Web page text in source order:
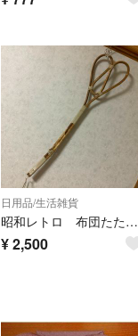
日用品/生活雑貨
昭和レトロ 布団たたき 竹製 木製 ヴィンテージ アンティーク 三越 ノベルティ
¥2,500